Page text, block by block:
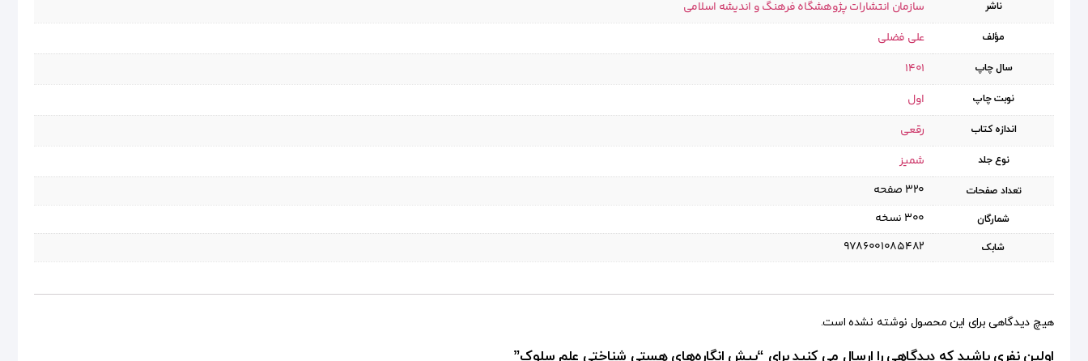
ناشر سازمان انتشارات پژوهشگاه فرهنگ و اندیشه اسلامی
مؤلف علی فضلی
سال چاپ 1401
نوبت چاپ اول
اندازه کتاب رقعی
نوع جلد شمیز
تعداد صفحات ۳۲۰ صفحه
شمارگان ۳۰۰ نسخه
شابک 9786001085482
هیچ دیدگاهی برای این محصول نوشته نشده است.
اولین نفری باشید که دیدگاهی را ارسال می کنید برای “پیش انگاره‌های هستی شناختی علم سلوک”